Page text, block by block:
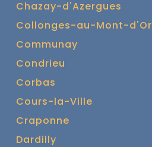
Chazay-d'Azergues
Collonges-au-Mont-d'Or
Communay
Condrieu
Corbas
Cours-la-Ville
Craponne
Dardilly